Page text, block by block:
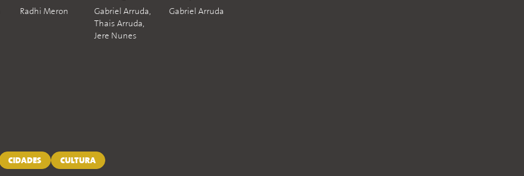
Radhi Meron
Gabriel Arruda,
Thais Arruda,
Jere Nunes
Gabriel Arruda
CIDADES CULTURA